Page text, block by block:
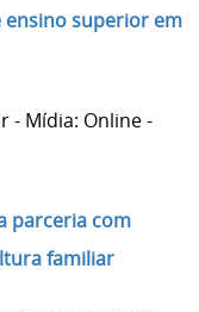
superior em
- Mídia: Online -
parceria com
familiar